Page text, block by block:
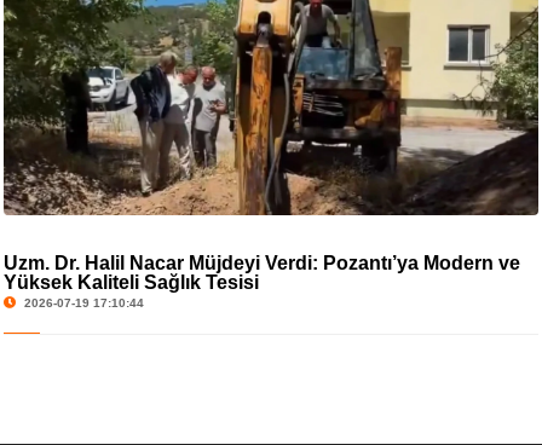
Uzm. Dr. Halil Nacar Müjdeyi Verdi: Pozantı’ya Modern ve
Yüksek Kaliteli Sağlık Tesisi
2026-07-19 17:10:44